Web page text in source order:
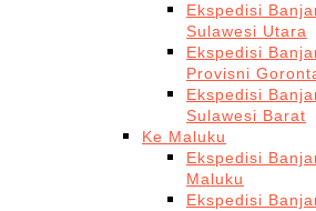
Ekspedisi
Sulawesi Utara
Ekspedisi
Provisni
Ekspedisi
Sulawesi Barat
Ke Maluku
Ekspedisi
Maluku
Ekspedisi